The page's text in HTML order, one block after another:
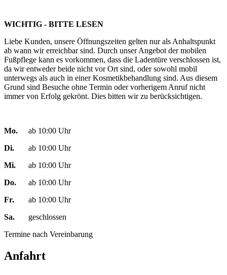
WICHTIG - BITTE LESEN
Liebe Kunden, unsere Öffnungszeiten gelten nur als Anhaltspunkt
ab wann wir erreichbar sind. Durch unser Angebot der mobilen
Fußpflege kann es vorkommen, dass die Ladentüre verschlossen ist,
da wir entweder beide nicht vor Ort sind, oder sowohl mobil
unterwegs als auch in einer Kosmetikbehandlung sind. Aus diesem
Grund sind Besuche ohne Termin oder vorherigem Anruf nicht
immer von Erfolg gekrönt. Dies bitten wir zu berücksichtigen.
Mo.
ab 10:00 Uhr
Di.
ab 10:00 Uhr
Mi.
ab 10:00 Uhr
Do.
ab 10:00 Uhr
Fr.
ab 10:00 Uhr
Sa.
geschlossen
Termine nach Vereinbarung
Anfahrt